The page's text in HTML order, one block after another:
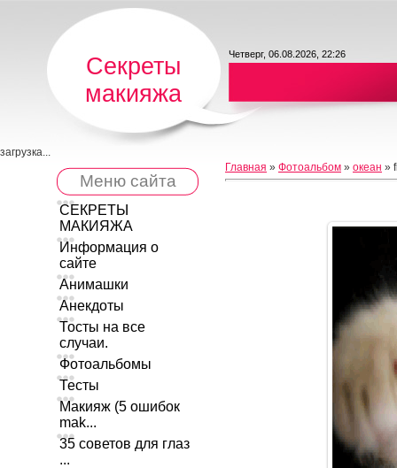
Секреты
макияжа
Четверг, 06.08.2026, 22:26
загрузка...
Меню сайта
СЕКРЕТЫ
МАКИЯЖА
Информация о
сайте
Анимашки
Анекдоты
Тосты на все
случаи.
Фотоальбомы
Тесты
Макияж (5 ошибок
mak...
35 советов для глаз
...
Главная » Фотоальбом » океан »